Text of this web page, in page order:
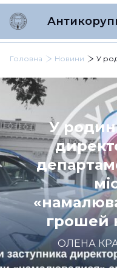
Головна Новини
У
грошей
ОЛЕНА